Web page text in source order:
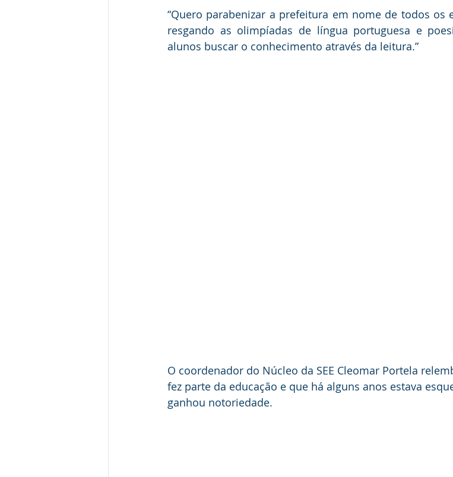
“Quero parabenizar a prefeitura em nome de todos os
resgando as olimpíadas de língua portuguesa e
alunos buscar o conhecimento através da leitura.”
O coordenador do Núcleo da SEE Cleomar Portela
fez parte da educação e que há alguns anos estava
ganhou notoriedade.